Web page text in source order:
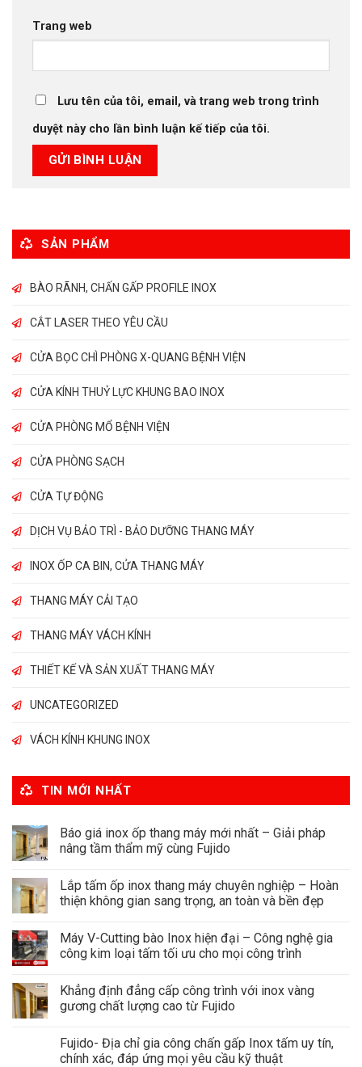
Trang web
Lưu tên của tôi, email, và trang web trong trình
duyệt này cho lần bình luận kế tiếp của tôi.
SẢN PHẨM
BÀO RÃNH, CHẤN GẤP PROFILE INOX
CẮT LASER THEO YÊU CẦU
CỬA BỌC CHÌ PHÒNG X-QUANG BỆNH VIỆN
CỬA KÍNH THUỶ LỰC KHUNG BAO INOX
CỬA PHÒNG MỔ BỆNH VIỆN
CỬA PHÒNG SẠCH
CỬA TỰ ĐỘNG
DỊCH VỤ BẢO TRÌ - BẢO DƯỠNG THANG MÁY
INOX ỐP CA BIN, CỬA THANG MÁY
THANG MÁY CẢI TẠO
THANG MÁY VÁCH KÍNH
THIẾT KẾ VÀ SẢN XUẤT THANG MÁY
UNCATEGORIZED
VÁCH KÍNH KHUNG INOX
TIN MỚI NHẤT
Báo giá inox ốp thang máy mới nhất – Giải pháp
nâng tầm thẩm mỹ cùng Fujido
Lắp tấm ốp inox thang máy chuyên nghiệp – Hoàn
thiện không gian sang trọng, an toàn và bền đẹp
Máy V-Cutting bào Inox hiện đại – Công nghệ gia
công kim loại tấm tối ưu cho mọi công trình
Khẳng định đẳng cấp công trình với inox vàng
gương chất lượng cao từ Fujido
Fujido- Địa chỉ gia công chấn gấp Inox tấm uy tín,
chính xác, đáp ứng mọi yêu cầu kỹ thuật